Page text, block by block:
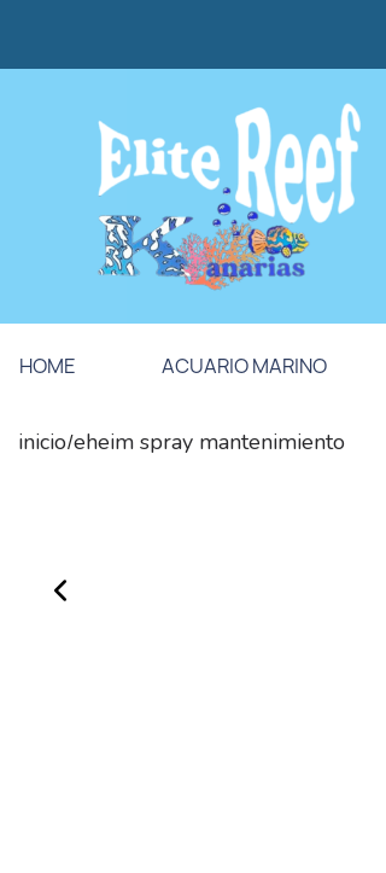
HOME ACUARIO MARINO
inicio/eheim spray mantenimiento